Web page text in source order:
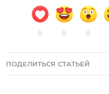
0 0 0
ПОДЕЛИТЬСЯ СТАТЬЕЙ